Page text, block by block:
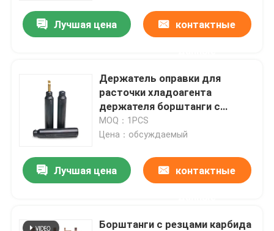
Главная страница
VR - шоу
О Компании
Наша фабрика
Лучшая цена контактные
Держатель оправки для
расточки хладоагента
держателя борштанги с
резцами SHB
стабилизированный
MOQ：1PCS
Цена：обсуждаемый
Лучшая цена контактные
Борштанги с резцами карбида